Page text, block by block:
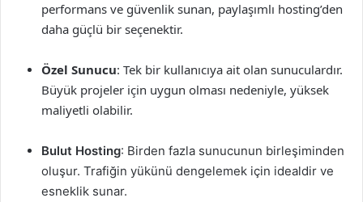
performans ve güvenlik sunan, paylaşımlı hosting’den
daha güçlü bir seçenektir.
Özel Sunucu: Tek bir kullanıcıya ait olan sunuculardır.
Büyük projeler için uygun olması nedeniyle, yüksek
maliyetli olabilir.
Bulut Hosting: Birden fazla sunucunun birleşiminden
oluşur. Trafiğin yükünü dengelemek için idealdir ve
esneklik sunar.